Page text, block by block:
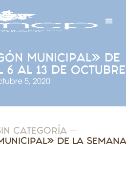
MUNICIPAL» DE
6 AL 13 DE OCTUBRE
5, 2020
CATEGORÍA